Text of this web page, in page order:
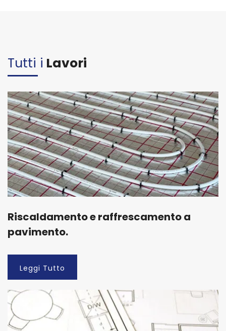
Tutti i Lavori
Riscaldamento e raffrescamento a
pavimento.
Leggi Tutto